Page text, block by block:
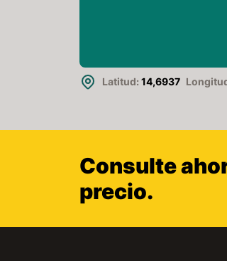
Latitud: 14,6937
Consulte
precio.